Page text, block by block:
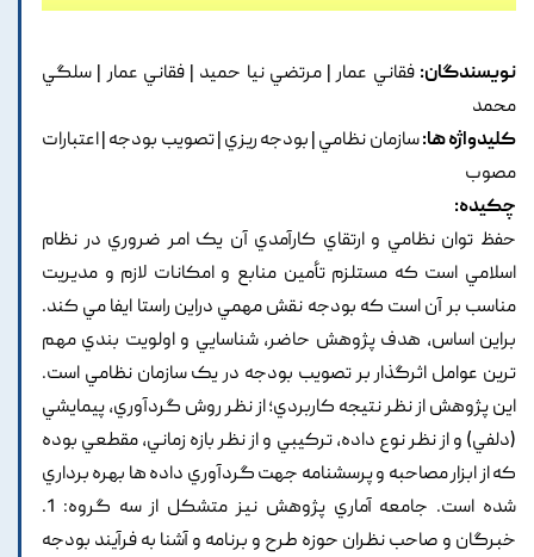
نویسندگان: فقاني عمار | مرتضي نيا حميد | فقاني عمار | سلگي
محمد
کلیدواژه ها:سازمان نظامي | بودجه ريزي | تصويب بودجه | اعتبارات
مصوب
چکیده:
حفظ توان نظامي و ارتقاي کارآمدي آن يک امر ضروري در نظام
اسلامي است که مستلزم تأمين منابع و امکانات لازم و مديريت
مناسب بر آن است که بودجه نقش مهمي دراين راستا ايفا مي کند.
براين اساس, هدف پژوهش حاضر, شناسايي و اولويت بندي مهم
ترين عوامل اثرگذار بر تصويب بودجه در يک سازمان نظامي است.
اين پژوهش از نظر نتيجه کاربردي؛ از نظر روش گردآوري, پيمايشي
(دلفي) و از نظر نوع داده, ترکيبي و از نظر بازه زماني, مقطعي بوده
که از ابزار مصاحبه و پرسشنامه جهت گردآوري داده ها بهره برداري
شده است. جامعه آماري پژوهش نيز متشکل از سه گروه: 1.
خبرگان و صاحب نظران حوزه طرح و برنامه و آشنا به فرآيند بودجه